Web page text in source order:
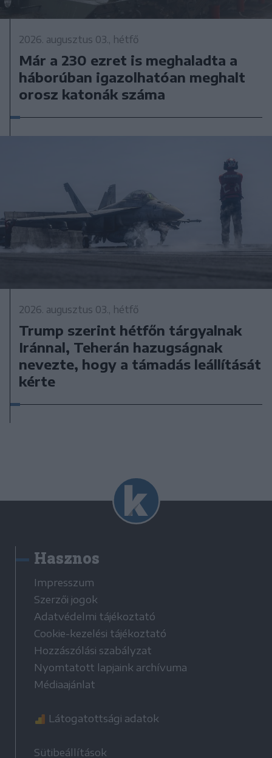
2026. augusztus 03., hétfő
Már a 230 ezret is meghaladta a
háborúban igazolhatóan meghalt
orosz katonák száma
2026. augusztus 03., hétfő
Trump szerint hétfőn tárgyalnak
Iránnal, Teherán hazugságnak
nevezte, hogy a támadás leállítását
kérte
Hasznos
Impresszum
Szerzői jogok
Adatvédelmi tájékoztató
Cookie-kezelési tájékoztató
Hozzászólási szabályzat
Nyomtatott lapjaink archívuma
Médiaajánlat
Látogatottsági adatok
Sütibeállítások